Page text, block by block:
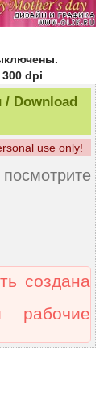
300 dpi
Download
use only!
создана
рабочие